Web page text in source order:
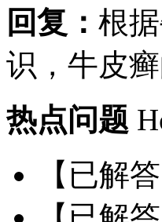
回复： 根
识，牛皮
热点问题
【已解答